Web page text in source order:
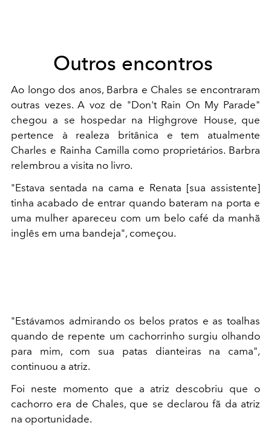
Outros encontros
Ao longo dos anos, Barbra e Chales se encontraram
outras vezes. A voz de "Don't Rain On My Parade"
chegou a se hospedar na Highgrove House, que
pertence à realeza britânica e tem atualmente
Charles e Rainha Camilla como proprietários. Barbra
relembrou a visita no livro.
"Estava sentada na cama e Renata [sua assistente]
tinha acabado de entrar quando bateram na porta e
uma mulher apareceu com um belo café da manhã
inglês em uma bandeja", começou.
"Estávamos admirando os belos pratos e as toalhas
quando de repente um cachorrinho surgiu olhando
para mim, com sua patas dianteiras na cama",
continuou a atriz.
Foi neste momento que a atriz descobriu que o
cachorro era de Chales, que se declarou fã da atriz
na oportunidade.